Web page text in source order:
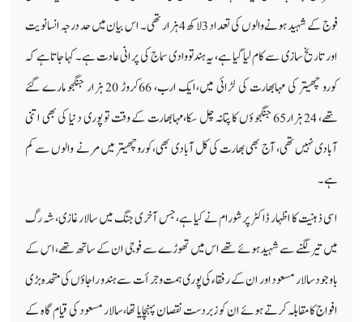
فوج کے شہید ہونے والوں کی تعداد 3لاکھ 4ہزار تھی۔ اس بیان میں حد درجہ انسانویت
اور تاریخ سازی سے کام لیا گیا ہے، یہ ہندتووادی سماج کی پرانی عادت ہے۔ کہا جاتاہے کہ
کورو چھیتر کی مہابھارت کی لڑائی میں،ایک ارب، 66کروڑ 20 ہزار جنگجو مارے گئے
تھے، 24 ہزار65 جنگجو ؤں کا پتانہ چل سکا،مہابھارت کے وقت تو پوری دنیا کی بھی اتنی
آبادی نہیں تھی، آج بھی بھارت کی کل آبادی بھی،کوروچھیتر میں مرنےوالوں سے کم
ہے۔
اسی ذہنیت کا اظہار ڈاکٹر پرشورام نے کیا ہے،جس آخری جنگ میں سالار غازی، شہ رگ
میں تیر لگنے سے شہید ہوئے تھے اس میں تھوڑے سے فوجی ان کے ساتھ تھے، اس کے
باوجود سالار مسعود اور ان کے رفقاء کی پوری ہمت وجرأت سے ہندو راجاؤں کی متحدہ بڑی
افواج کامقابلہ کرتے ہوئے ان کو زبردست نقصان پہنچایا تھا،سالار مسعود کی قیام گاہ کے